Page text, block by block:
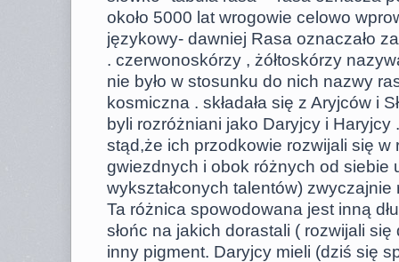
około 5000 lat wrogowie celowo
językowy- dawniej Rasa oznaczało
. czerwonoskórzy , żółtoskórzy
nie było w stosunku do nich nazwy
kosmiczna . składała się z Aryjców i
byli rozróżniani jako Daryjcy i Haryjcy
stąd,że ich przodkowie rozwijali się w
gwiezdnych i obok różnych od siebie
wykształconych talentów)
Ta różnica spowodowana jest inną
słońc na jakich dorastali ( rozwijali się
inny pigment. Daryjcy mieli (dziś się